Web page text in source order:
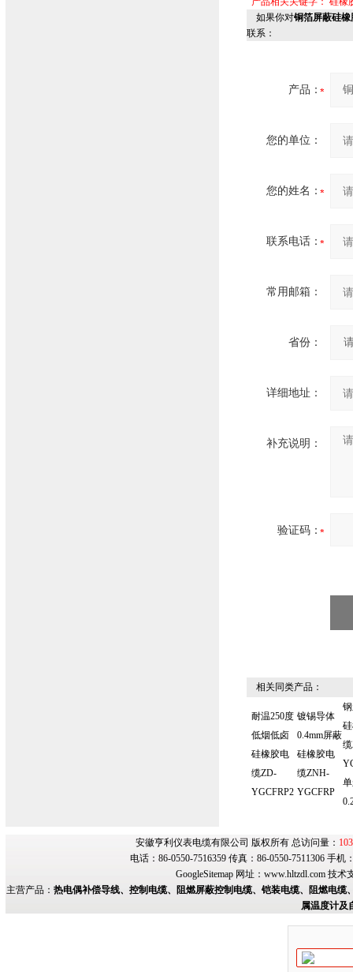
如果你对铜箔屏蔽硅
联系：
产品：
您的单位：
您的姓名：
联系电话：
常用邮箱：
省份：
详细地址：
补充说明：
验证码：
相关同类产品：
耐温250度
低烟低卤
硅橡胶电
缆ZD-
YGCFRP2
镀锡导体
0.4mm屏蔽
硅橡胶电
缆ZNH-
YGCFRP
安徽亨利仪表电缆有限公司 版权所有 总访问量：
电话：86-0550-7516359 传真：86-0550-7511306 手
GoogleSitemap网址： www.hltzdl.com技术
主营产品： 热电偶补偿导线、控制电缆、阻燃屏蔽控制电缆、铠装电缆、阻燃电
属温度计及